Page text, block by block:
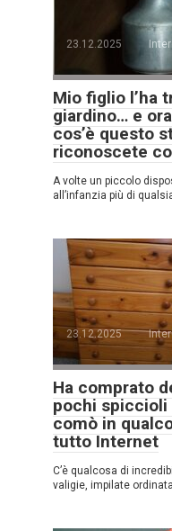
23.12.2025
Mio figlio l’ha
giardino… e
cos’è questo
riconoscete
A volte un piccolo
all’infanzia più di
23.12.2025
Ha comprato
pochi spiccioli
comò in
tutto Internet
C’è qualcosa di
valigie, impilate